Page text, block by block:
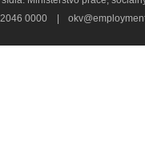
0000